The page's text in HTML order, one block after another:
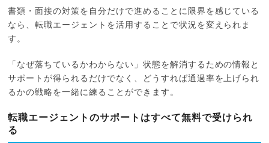
書類・面接の対策を自分だけで進めることに限界を感じている
なら、転職エージェントを活用することで状況を変えられま
す。
「なぜ落ちているかわからない」状態を解消するための情報と
サポートが得られるだけでなく、どうすれば通過率を上げられ
るかの戦略を一緒に練ることができます。
転職エージェントのサポートはすべて無料で受けられ
る